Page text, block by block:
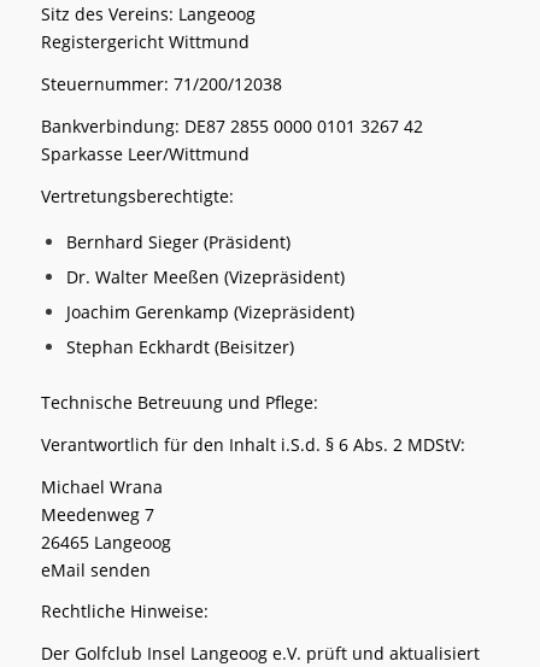
Sitz des Vereins: Langeoog
Registergericht Wittmund
Steuernummer: 71/200/12038
Bankverbindung: DE87 2855 0000 0101 3267 42
Sparkasse Leer/Wittmund
Vertretungsberechtigte:
Bernhard Sieger (Präsident)
Dr. Walter Meeßen (Vizepräsident)
Joachim Gerenkamp (Vizepräsident)
Stephan Eckhardt (Beisitzer)
Technische Betreuung und Pflege:
Verantwortlich für den Inhalt i.S.d. § 6 Abs. 2 MDStV:
Michael Wrana
Meedenweg 7
26465 Langeoog
eMail senden
Rechtliche Hinweise:
Der Golfclub Insel Langeoog e.V. prüft und aktualisiert